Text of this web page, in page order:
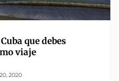
que debes
viaje
2020